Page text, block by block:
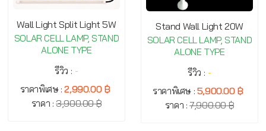
Wall Light Split Light 5W
SOLAR CELL LAMP, STAND
ALONE TYPE
รีวิว : -
ราคาพิเศษ :2,990.00 ฿
ราคา :3,900.00 ฿
Stand Wall Light 20W
SOLAR CELL LAMP, STAND
ALONE TYPE
รีวิว : -
ราคาพิเศษ : 5,900.00 ฿
ราคา :7,900.00 ฿